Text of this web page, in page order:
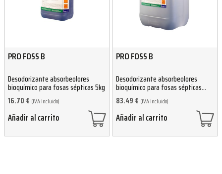
PRO FOSS B
Desodorizante absorbeolores
bioquímico para fosas sépticas 5kg
16.70 € (IVA Incluido)
Añadir al carrito
PRO FOSS B
Desodorizante absorbeolores
bioquímico para fosas sépticas
25kg
83.49 € (IVA Incluido)
Añadir al carrito